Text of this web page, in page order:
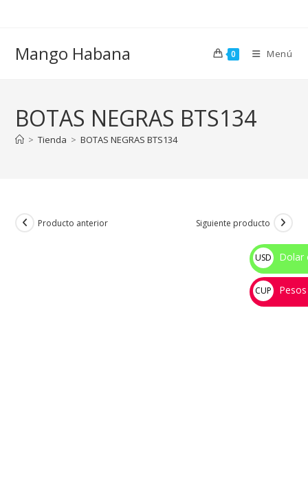
Mango Habana 0 Menú
BOTAS NEGRAS BTS134
> Tienda > BOTAS NEGRAS BTS134
Producto anterior Siguiente producto
USD
$
Dolar
CUP
💰
Pesos